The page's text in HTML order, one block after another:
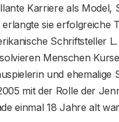
Karriere als
sie erfolgreiche
Schriftsteller
Menschen
und ehemalige
mit der Rolle der
einmal 18 Jahre alt